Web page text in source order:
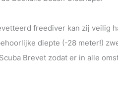
freediver kan zij veilig
diepte (-28 meter!)
Brevet zodat er in alle